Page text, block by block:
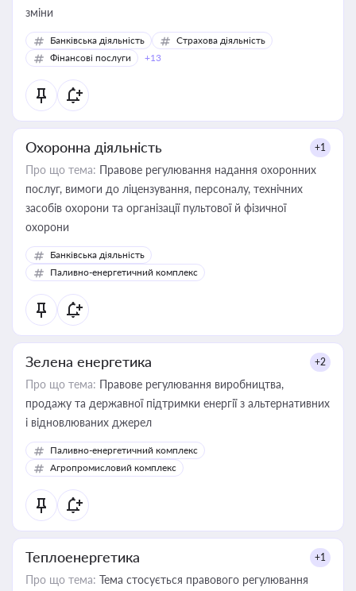
зміни
Банківська діяльність
Страхова діяльність
Фінансові послуги
+13
Охоронна діяльність +1
Про що тема: Правове регулювання надання охоронних
послуг, вимоги до ліцензування, персоналу, технічних
засобів охорони та організації пультової й фізичної
охорони
Банківська діяльність
Паливно-енергетичний комплекс
Зелена енергетика +2
Про що тема: Правове регулювання виробництва,
продажу та державної підтримки енергії з альтернативних
і відновлюваних джерел
Паливно-енергетичний комплекс
Агропромисловий комплекс
Теплоенергетика +1
Про що тема: Тема стосується правового регулювання